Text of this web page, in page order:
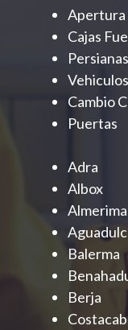
Apertura
Cajas
Persianas
Vehiculos
Cambio
Puertas
Adra
Albox
Balerma
Berja